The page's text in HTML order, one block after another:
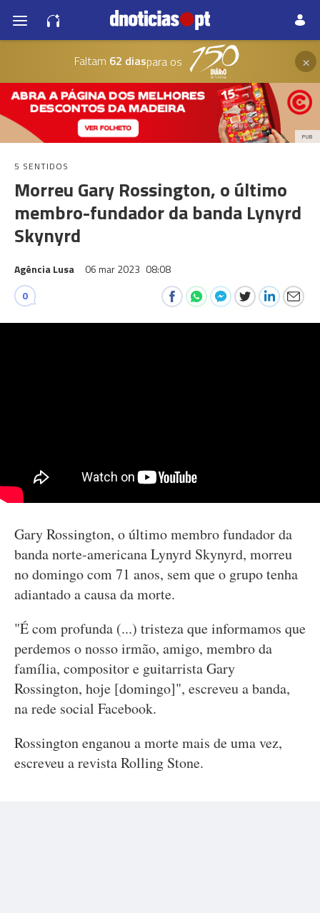
Faltam 62 diaspara os ×
PUB
5 SENTIDOS
Morreu Gary Rossington, o último
membro-fundador da banda Lynyrd
Skynyrd
Agência Lusa 06 mar 2023 08:08
0
Gary Rossington, o último membro fundador da
banda norte-americana Lynyrd Skynyrd, morreu
no domingo com 71 anos, sem que o grupo tenha
adiantado a causa da morte.
"É com profunda (...) tristeza que informamos que
perdemos o nosso irmão, amigo, membro da
família, compositor e guitarrista Gary
Rossington, hoje [domingo]", escreveu a banda,
na rede social Facebook.
Rossington enganou a morte mais de uma vez,
escreveu a revista Rolling Stone.